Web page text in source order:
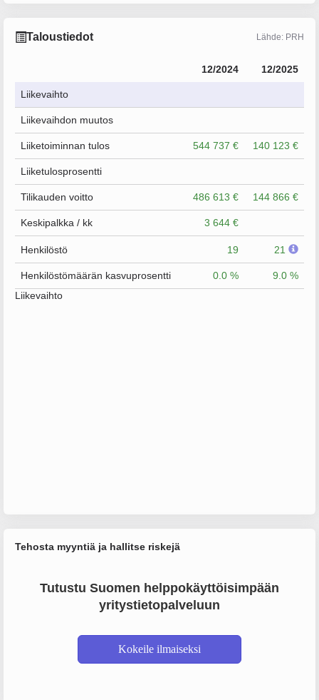
Taloustiedot Lähde: PRH
12/2024 12/2025
Liikevaihto
Liikevaihdon muutos
Liiketoiminnan tulos 544 737 € 140 123 €
Liiketulosprosentti
Tilikauden voitto 486 613 € 144 866 €
Keskipalkka / kk 3 644 €
Henkilöstö 19 21
Henkilöstömäärän kasvuprosentti 0.0 %
9.0 %
Liikevaihto
Tehosta myyntiä ja hallitse riskejä
Tutustu Suomen helppokäyttöisimpään
yritystietopalveluun
Kokeile ilmaiseksi